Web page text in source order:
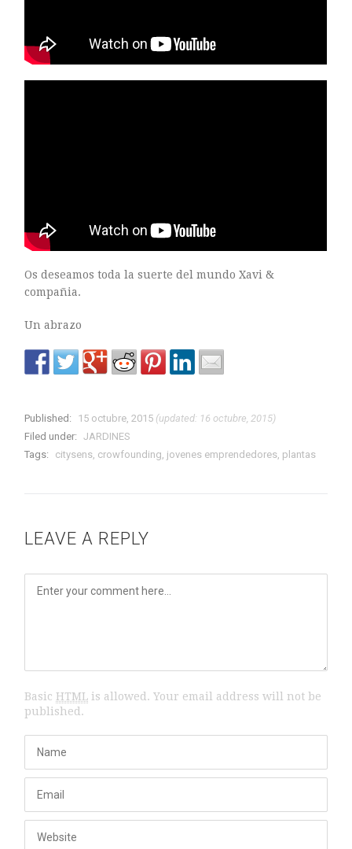
Os deseamos toda la suerte del mundo Xavi &
compañia.
Un abrazo
Published: 15 octubre, 2015 (updated: 16 octubre, 2015)
Filed under:
JARDINES
Tags:
citysens, crowfounding, jovenes emprendedores, plantas
LEAVE A REPLY
BasicHTML is allowed. Your email address will not be
published.